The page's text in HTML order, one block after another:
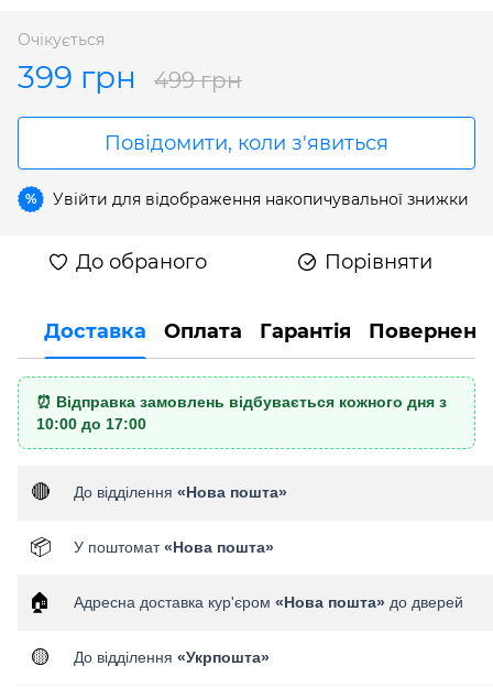
Очікується
399 грн 499 грн
Повідомити, коли з'явиться
% Увійти для відображення накопичувальної знижки
До обраного Порівняти
Доставка Оплата Гарантія
⏰ Відправка замовлень відбувається кожного дня з
10:00 до 17:00
🔴 До відділення «Нова пошта»
📦 У поштомат«Нова пошта»
🏠 Адресна доставка кур'єром «Нова пошта» до дверей
🟡 До відділення «Укрпошта»